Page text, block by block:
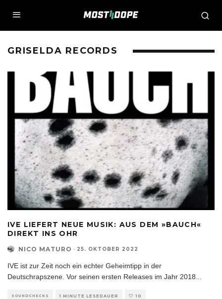
GRISELDA RECORDS
IVE LIEFERT NEUE MUSIK: AUS DEM »BAUCH«
DIREKT INS OHR
NICO MATURO · 25. OKTOBER 2022
IVE ist zur Zeit noch ein echter Geheimtipp in der
Deutschrapszene. Vor seinen ersten Releases im Jahr 2018
SOUNDCHECKS 1 MINUTE LESEDAUER 10